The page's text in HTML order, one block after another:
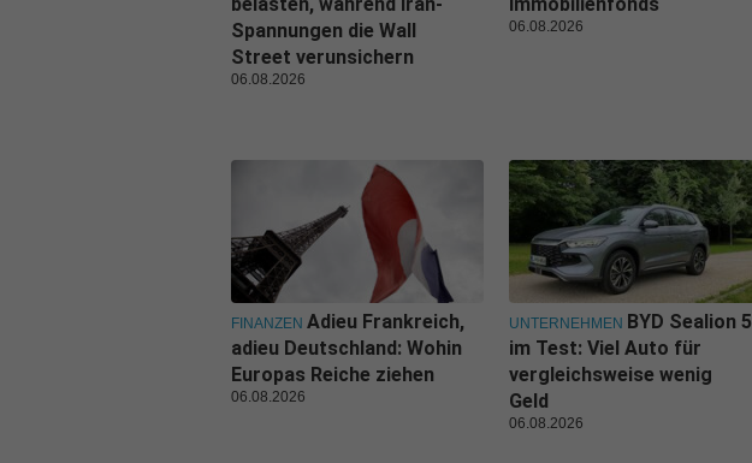
Spannungen die Wall
Street verunsichern
06.08.2026
06.08.2026
FINANZEN Adieu Frankreich,
adieu Deutschland: Wohin
Europas Reiche ziehen
06.08.2026
UNTERNEHMEN BYD Sealion 5
im Test: Viel Auto für
vergleichsweise wenig
Geld
06.08.2026